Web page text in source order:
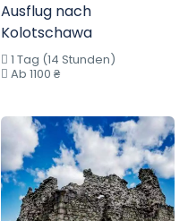
Ausflug nach
Kolotschawa
1 Tag (14 Stunden)
Ab 1100 ₴